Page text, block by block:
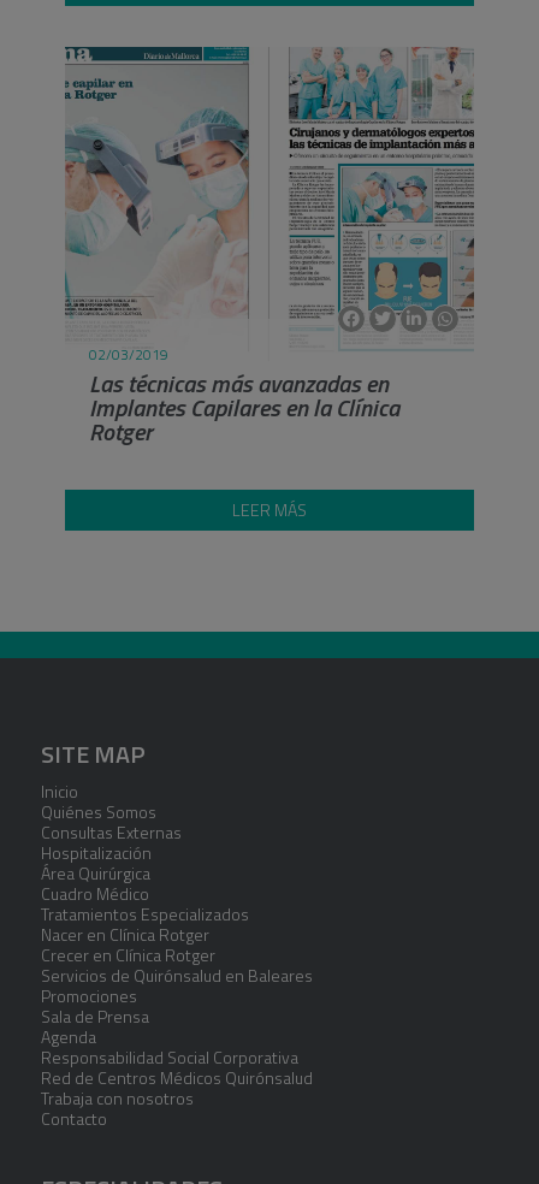
02/03/2019
Las técnicas más avanzadas en
Implantes Capilares en la Clínica
Rotger
LEER MÁS
SITE MAP
Inicio
Quiénes Somos
Consultas Externas
Hospitalización
Área Quirúrgica
Cuadro Médico
Tratamientos Especializados
Nacer en Clínica Rotger
Crecer en Clínica Rotger
Servicios de Quirónsalud en Baleares
Promociones
Sala de Prensa
Agenda
Responsabilidad Social Corporativa
Red de Centros Médicos Quirónsalud
Trabaja con nosotros
Contacto